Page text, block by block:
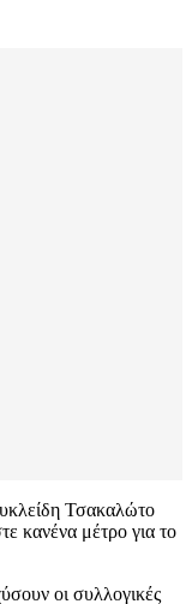
Τσακαλώτο
κανένα μέτρο για το
οι συλλογικές